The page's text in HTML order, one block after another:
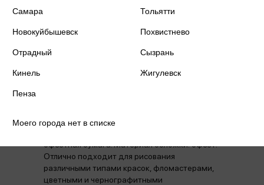
Отзывы
краски» на скрепке. Плотность бумаги: 100 г/
офсетная бумага. Материал обложки: офсет.
Отлично подходит для рисования
различными типами красок, фломастерами,
цветными и чернографитными
Самара Тольятти
Новокуйбышевск Похвистнево
Отрадный Сызрань
Кинель Жигулевск
Пенза
Моего города нет в списке